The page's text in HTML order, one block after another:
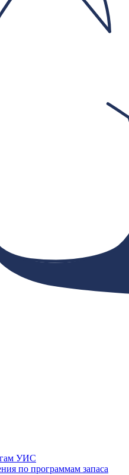
УИС
по программам запаса